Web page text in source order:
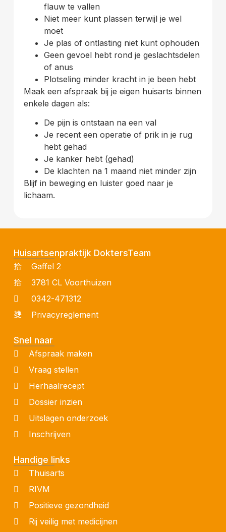
flauw te vallen
Niet meer kunt plassen terwijl je wel
moet
Je plas of ontlasting niet kunt ophouden
Geen gevoel hebt rond je geslachtsdelen
of anus
Plotseling minder kracht in je been hebt
Maak een afspraak bij je eigen huisarts binnen
enkele dagen als:
De pijn is ontstaan na een val
Je recent een operatie of prik in je rug
hebt gehad
Je kanker hebt (gehad)
De klachten na 1 maand niet minder zijn
Blijf in beweging en luister goed naar je
lichaam.
Huisartsenpraktijk DoktersTeam
Gaffel 2
3781 CL Voorthuizen
0342-471312
Privacyreglement
Snel naar
Afspraak maken
Vraag stellen
Herhaalrecept
Dossier inzien
Uitslagen onderzoek
Inschrijven
Handige links
Thuisarts
RIVM
Positieve gezondheid
Rij veilig met medicijnen